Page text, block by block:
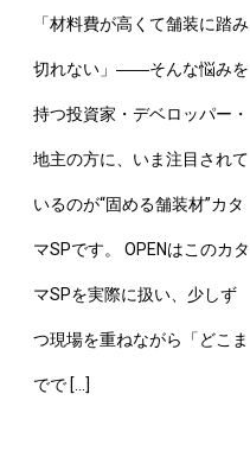
「材料費が高くて舗装に踏み
切れない」――そんな悩みを
持つ投資家・デベロッパー・
地主の方に、いま注目されて
いるのが“固める舗装材”カタ
マSPです。 OPENはこのカタ
マSPを実際に扱い、少しず
つ現場を重ねながら「どこま
でで […]